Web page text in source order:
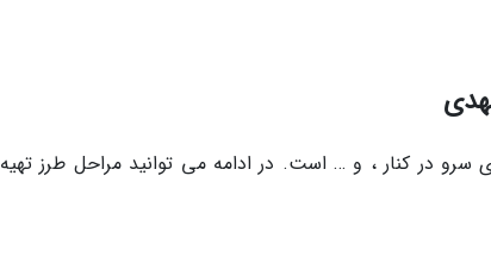
در کنار ، و … است. در ادامه می توانید مراحل طرز تهیه